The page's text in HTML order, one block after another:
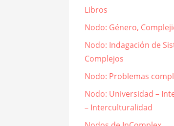
Libros
Nodo: Género,
Nodo: Indagación de
Complejos
Nodo: Problemas
Nodo: Universidad –
– Interculturalidad